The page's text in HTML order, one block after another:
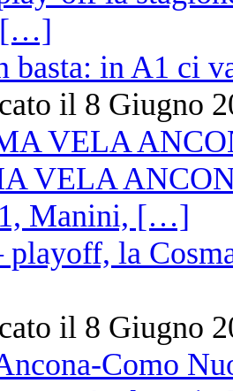
basta: in A1 ci
il 8 Giugno
la
il 8 Giugno